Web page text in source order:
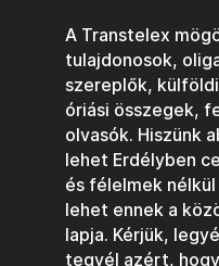
A Transtelex
tulajdonosok,
szereplők,
óriási összegek,
olvasók. Hiszünk
lehet Erdélyben
és félelmek
lehet ennek a
lapja. Kérjük,
tegyél azért,